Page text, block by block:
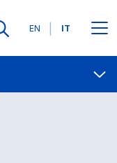
Lingue
EN IT
Contatti
Open